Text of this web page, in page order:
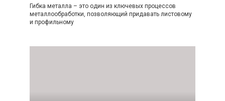
Гибка металла – это один из ключевых процессов
металлообработки, позволяющий придавать листовому
и профильному